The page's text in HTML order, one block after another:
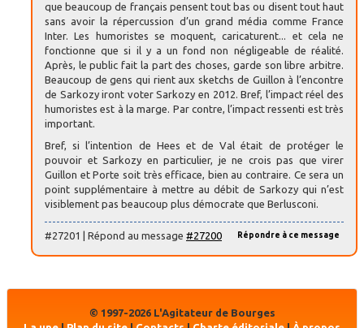
que beaucoup de français pensent tout bas ou disent tout haut
sans avoir la répercussion d’un grand média comme France
Inter. Les humoristes se moquent, caricaturent... et cela ne
fonctionne que si il y a un fond non négligeable de réalité.
Après, le public fait la part des choses, garde son libre arbitre.
Beaucoup de gens qui rient aux sketchs de Guillon à l’encontre
de Sarkozy iront voter Sarkozy en 2012. Bref, l’impact réel des
humoristes est à la marge. Par contre, l’impact ressenti est très
important.
Bref, si l’intention de Hees et de Val était de protéger le
pouvoir et Sarkozy en particulier, je ne crois pas que virer
Guillon et Porte soit très efficace, bien au contraire. Ce sera un
point supplémentaire à mettre au débit de Sarkozy qui n’est
visiblement pas beaucoup plus démocrate que Berlusconi.
Répondre à ce message
#27201 | Répond au message #27200
© 1997-2026 L'Agitateur de Bourges